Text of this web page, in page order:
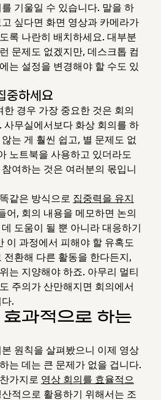
기울일 수 있습니다. 말을 하
싶다면 화면 영상과 카메라가
록 나란히 배치하세요. 대부분
문제도 없겠지만, 데스크톱 컴
는 설정을 변경해야 할 수도 있
중하세요
경우 가장 중요한 것은 회의
사무실에서보다 화상 회의를 하
는 게 훨씬 쉽고, 별 문제도 없
노트북을 사용하고 있더라도
여하는 것은 여러분의 몫입니
같은 방식으로 집중력을 유지
어, 회의 내용을 메모하면 논의
도움이 될 뿐 아니라 대응하기
이 과정에서 피해야 할 유혹도
전환해 다른 활동을 한다든지,
는 지양해야 하죠. 아무리 멀티
주의가 산만해지면 회의에서
.
과적으로 하는
원칙을 살펴봤으니 이제 영상
는 데는 큰 문제가 없을 겁니다.
가지로 영상 회의를 효율적으
적으로 활용하기 위해서는 조